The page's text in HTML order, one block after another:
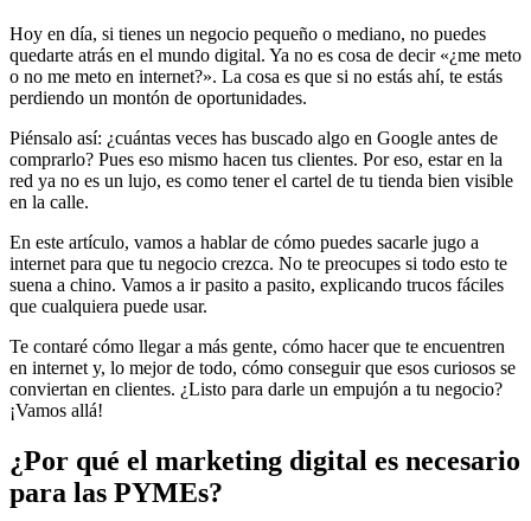
Hoy en día, si tienes un negocio pequeño o mediano, no puedes
quedarte atrás en el mundo digital. Ya no es cosa de decir «¿me meto
o no me meto en internet?». La cosa es que si no estás ahí, te estás
perdiendo un montón de oportunidades.
Piénsalo así: ¿cuántas veces has buscado algo en Google antes de
comprarlo? Pues eso mismo hacen tus clientes. Por eso, estar en la
red ya no es un lujo, es como tener el cartel de tu tienda bien visible
en la calle.
En este artículo, vamos a hablar de cómo puedes sacarle jugo a
internet para que tu negocio crezca. No te preocupes si todo esto te
suena a chino. Vamos a ir pasito a pasito, explicando trucos fáciles
que cualquiera puede usar.
Te contaré cómo llegar a más gente, cómo hacer que te encuentren
en internet y, lo mejor de todo, cómo conseguir que esos curiosos se
conviertan en clientes. ¿Listo para darle un empujón a tu negocio?
¡Vamos allá!
¿Por qué el marketing digital es necesario
para las PYMEs?